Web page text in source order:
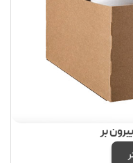
بر